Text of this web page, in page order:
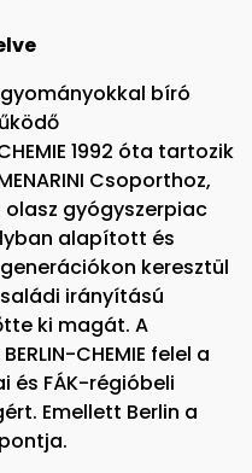
bíró
1992 óta tartozik
Csoporthoz,
gyógyszerpiac
alapított és
keresztül
irányítású
ki magát. A
CHEMIE felel a
és FÁK-régióbeli
Emellett Berlin a